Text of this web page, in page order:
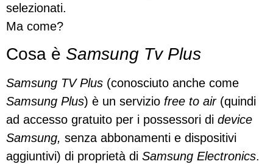
selezionati.
Ma come?
Cosa è Samsung Tv Plus
Samsung TV Plus (conosciuto anche come
Samsung Plus) è un servizio free to air(quindi
ad accesso gratuito per i possessori di device
Samsung, senza abbonamenti e dispositivi
aggiuntivi) di proprietà di Samsung Electronics.